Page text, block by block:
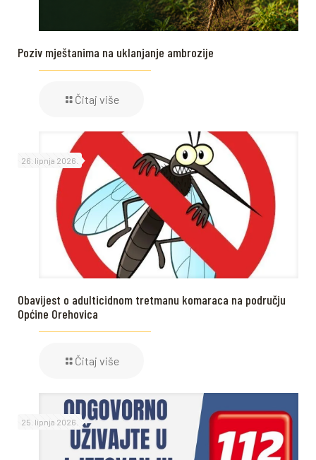
Poziv mještanima na uklanjanje ambrozije
Čitaj više
26. lipnja 2026.
Obavijest o adulticidnom tretmanu komaraca na području
Općine Orehovica
Čitaj više
25. lipnja 2026.